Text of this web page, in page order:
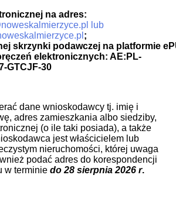
na adres:
lub
;
skrzynki podawczej na platformie
elektronicznych: AE:PL-
GTCJF-30
dane wnioskodawcy tj. imię i
adres zamieszkania albo siedziby,
(o ile taki posiada), a także
jest właścicielem lub
nieruchomości, której uwaga
podać adres do korespondencji
w terminie do 28 sierpnia 2026 r.